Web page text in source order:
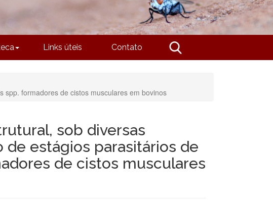
Links úteis Contato
spp. formadores de cistos musculares em bovinos
sob diversas
estágios parasitários de
de cistos musculares